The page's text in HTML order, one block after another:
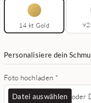
14 kt Gold
Personalisiere dein
Foto hochladen *
Datei auswählen oder